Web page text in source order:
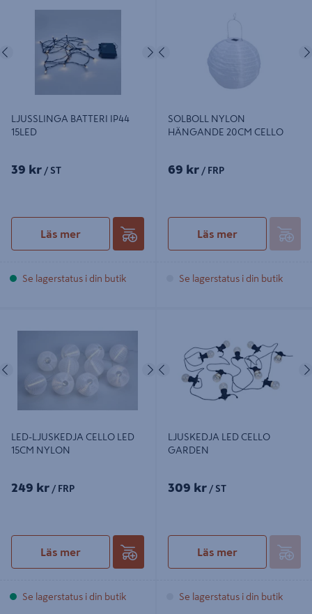
Föregående Nästa
LJUSSLINGA BATTERI IP44
15LED
39 kr / ST
Läs mer
Se lagerstatus i din butik
Föregående
SOLBOLL NYLON
HÄNGANDE 20CM CELLO
69 kr / FRP
Läs mer
Se lagerstatus i din butik
NYLON
Föregående Nästa
LED-LJUSKEDJA CELLO LED
15CM NYLON
249 kr / FRP
Läs mer
Se lagerstatus i din butik
Föregående
LJUSKEDJA LED CELLO
GARDEN
309 kr / ST
Läs mer
Se lagerstatus i din butik